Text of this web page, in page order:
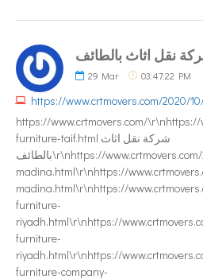
29 Mar 03:47:22 PM
https://www.crtmovers.com/2020/
https://www.crtmovers.com/
furniture-taif.html شركة نقل اثاث
بالطائف\r\nhttps://www.crtmovers.com/2020/10/transfer-furniture-
madina.html\r\nhttps://
madina.html\r\nhttps://
furniture-
riyadh.html\r\nhttps://
furniture-
riyadh.html\r\nhttps://
furniture-company-